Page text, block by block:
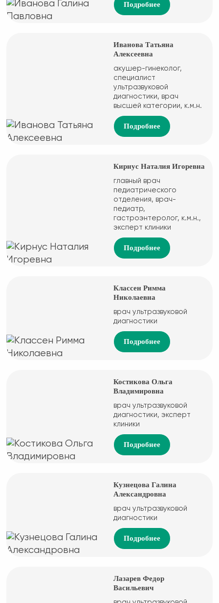
Подробнее
Иванова Татьяна
Алексеевна
акушер-гинеколог,
специалист
ультразвуковой
диагностики, врач
высшей категории, к.м.н.
Подробнее
Кирнус Наталия Игоревна
главный врач
педиатрического
отделения, врач-
педиатр,
гастроэнтеролог, к.м.н.,
эксперт клиники
Подробнее
Классен Римма
Николаевна
врач ультразвуковой
диагностики
Подробнее
Костикова Ольга
Владимировна
врач ультразвуковой
диагностики, эксперт
клиники
Подробнее
Кузнецова Галина
Александровна
врач ультразвуковой
диагностики
Подробнее
Лазарев Федор
Васильевич